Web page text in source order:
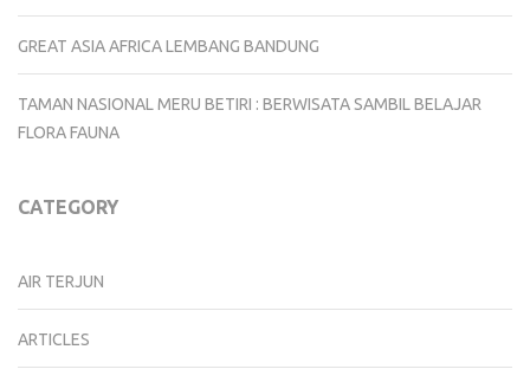
GREAT ASIA AFRICA LEMBANG BANDUNG
TAMAN NASIONAL MERU BETIRI : BERWISATA SAMBIL BELAJAR
FLORA FAUNA
CATEGORY
AIR TERJUN
ARTICLES